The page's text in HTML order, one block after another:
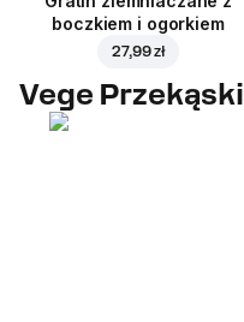
boczkiem i ogorkiem
27,99 zł
Vege Przekąski